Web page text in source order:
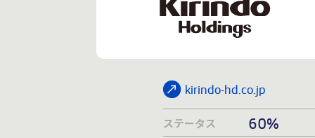
kirindo-hd.co.jp
ステータス 60%